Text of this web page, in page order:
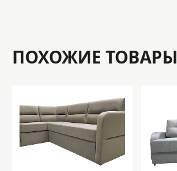
ПОХОЖИЕ ТОВАРЫ